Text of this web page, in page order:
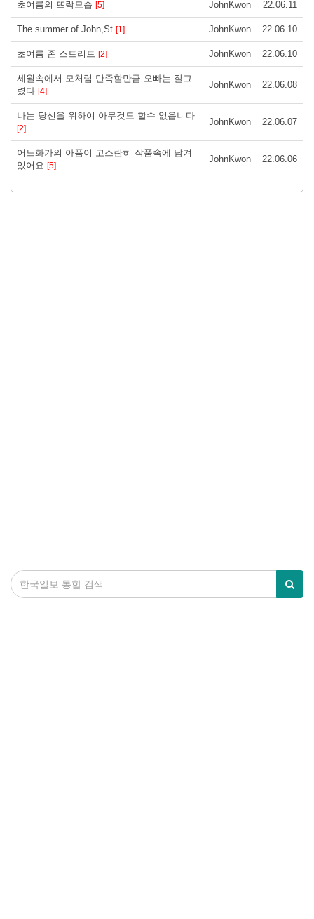
초여름의 뜨락모습 [5] JohnKwon 22.06.11
The summer of John,St [1] JohnKwon 22.06.10
초여름 존 스트리트 [2] JohnKwon 22.06.10
세월속에서 모처럼 만족할만큼 오빠는 잘그
렸다 [4]
JohnKwon 22.06.08
나는 당신을 위하여 아무것도 할수 없읍니다
[2]
JohnKwon 22.06.07
어느화가의 아픔이 고스란히 작품속에 담겨
있어요 [5]
JohnKwon 22.06.06